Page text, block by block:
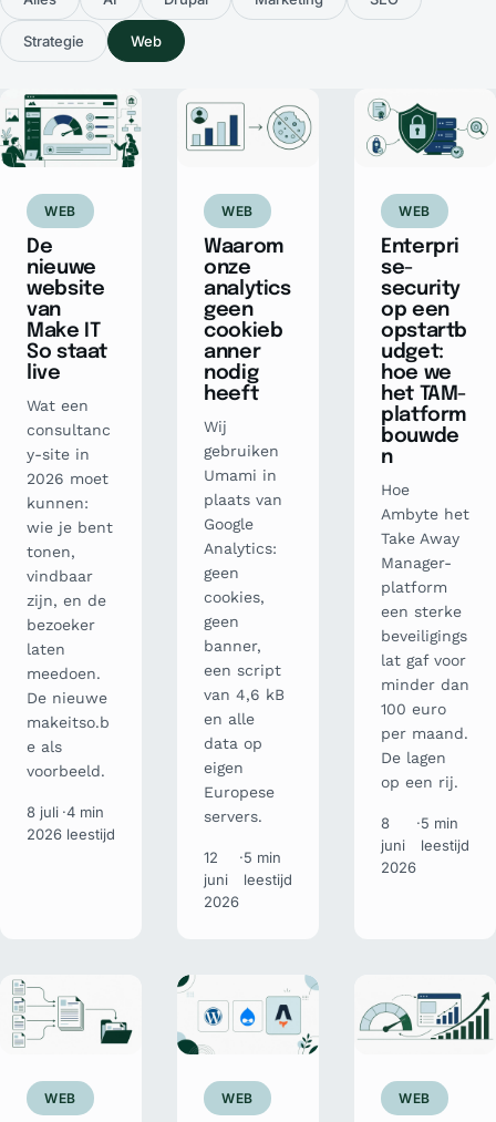
Strategie Web
WEB
De
nieuwe
website
van
Make IT
So staat
live
Wat een
consultanc
y-site in
2026 moet
kunnen:
wie je bent
tonen,
vindbaar
zijn, en de
bezoeker
laten
meedoen.
De nieuwe
makeitso.b
e als
voorbeeld.
8 juli
2026
·4 min
leestijd
WEB
Waarom
onze
analytics
geen
cookieb
anner
nodig
heeft
Wij
gebruiken
Umami in
plaats van
Google
Analytics:
geen
cookies,
geen
banner,
een script
van 4,6 kB
en alle
data op
eigen
Europese
servers.
12
juni
2026
·5 min
leestijd
WEB
Enterpri
se-
security
op een
opstartb
udget:
hoe we
het TAM-
platform
bouwde
n
Hoe
Ambyte het
Take Away
Manager-
platform
een sterke
beveiligings
lat gaf voor
minder dan
100 euro
per maand.
De lagen
op een rij.
8
juni
2026
·5 min
leestijd
WEB WEB WEB